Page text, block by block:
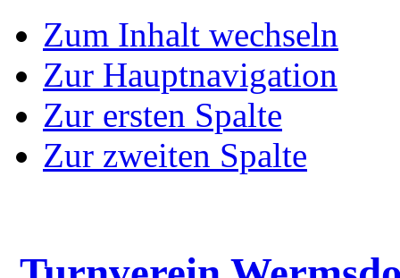
Zum Inhalt wechseln
Zur Hauptnavigation
Zur ersten Spalte
Zur zweiten Spalte